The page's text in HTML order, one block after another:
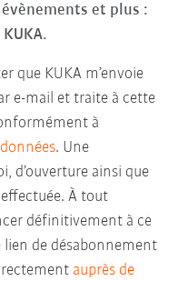
et plus :
que KUKA m’envoie
e-mail et traite à cette
à
. Une
d’ouverture ainsi que
À tout
définitivement à ce
de désabonnement
auprès de